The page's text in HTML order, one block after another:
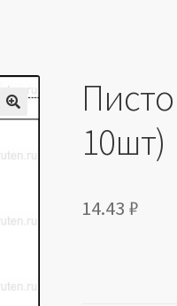
10шт)
14.43 ₽